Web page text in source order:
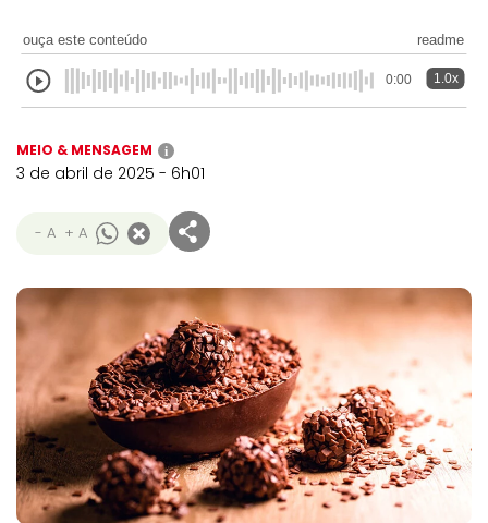
ouça este conteúdo readme
0:00 1.0x
MEIO & MENSAGEM i
3 de abril de 2025 - 6h01
- A + A